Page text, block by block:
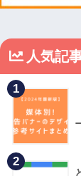
人気記
1
2